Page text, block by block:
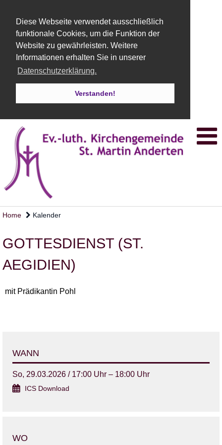
Diese Webseite verwendet ausschließlich
funktionale Cookies, um die Funktion der
Website zu gewährleisten. Weitere
Informationen erhalten Sie in unserer
Datenschutzerklärung.
Verstanden!
Home Kalender
GOTTESDIENST (ST.
AEGIDIEN)
mit Prädikantin Pohl
WANN
So, 29.03.2026 / 17:00 Uhr – 18:00 Uhr
ICS Download
WO